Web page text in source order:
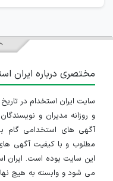
مختصری درباره ایران
و روزانه مدیران و
آگهی های استخدامی گام
مطلوب و با کیفیت آگهی
این سایت بوده است.
می شود و وابسته به هیچ